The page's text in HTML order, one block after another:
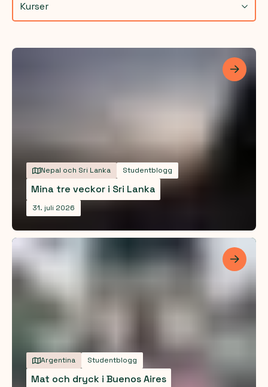
Kurser
Les mer
Nepal och Sri Lanka Studentblogg
Mina tre veckor i Sri Lanka
31. juli 2026
Les mer
Argentina Studentblogg
Mat och dryck i Buenos Aires